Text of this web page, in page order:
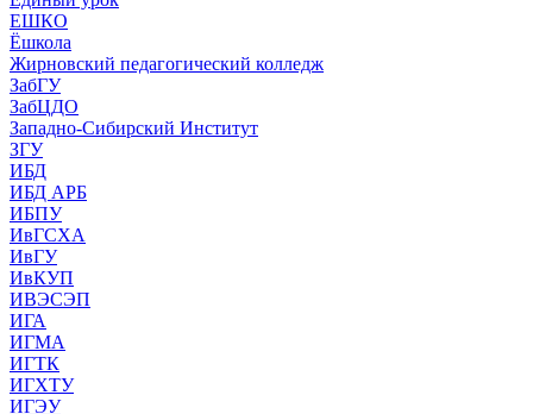
ЕШКО
Ёшкола
Жирновский педагогический колледж
ЗабГУ
ЗабЦДО
Западно-Сибирский Институт
ЗГУ
ИБД
ИБД АРБ
ИБПУ
ИвГСХА
ИвГУ
ИвКУП
ИВЭСЭП
ИГА
ИГМА
ИГТК
ИГХТУ
ИГЭУ